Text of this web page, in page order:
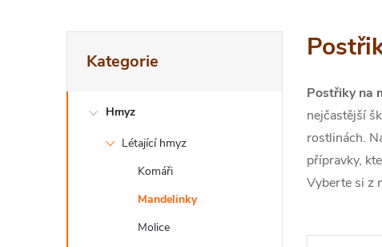
kategorie
Kategorie
Hmyz
Létající hmyz
Komáři
Mandelinky
Molice
Postřiky na
nejčastější
rostlinách.
přípravky,
Vyberte si z